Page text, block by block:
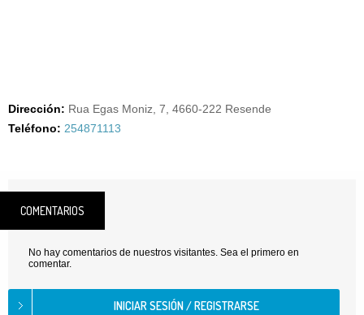
Dirección: Rua Egas Moniz, 7, 4660-222 Resende
Teléfono: 254871113
COMENTARIOS
No hay comentarios de nuestros visitantes. Sea el primero en
comentar.